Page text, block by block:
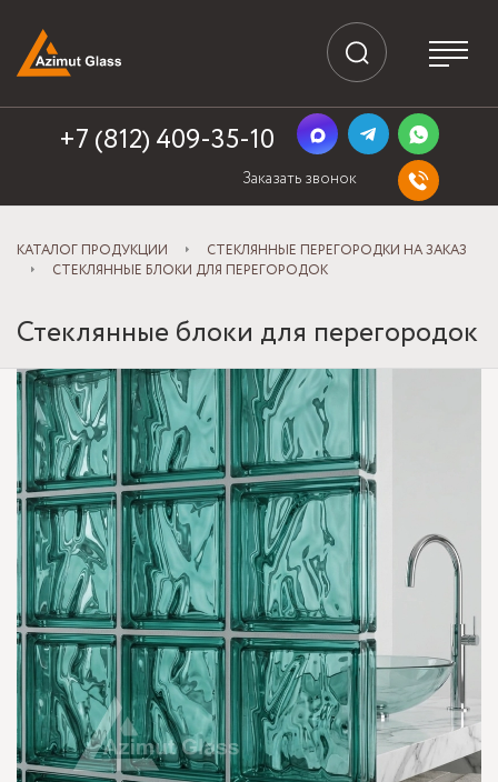
+7 (812) 409-35-10
Заказать звонок
КАТАЛОГ ПРОДУКЦИИ
СТЕКЛЯННЫЕ ПЕРЕГОРОДКИ НА ЗАКАЗ
СТЕКЛЯННЫЕ БЛОКИ ДЛЯ ПЕРЕГОРОДОК
Стеклянные блоки для перегородок